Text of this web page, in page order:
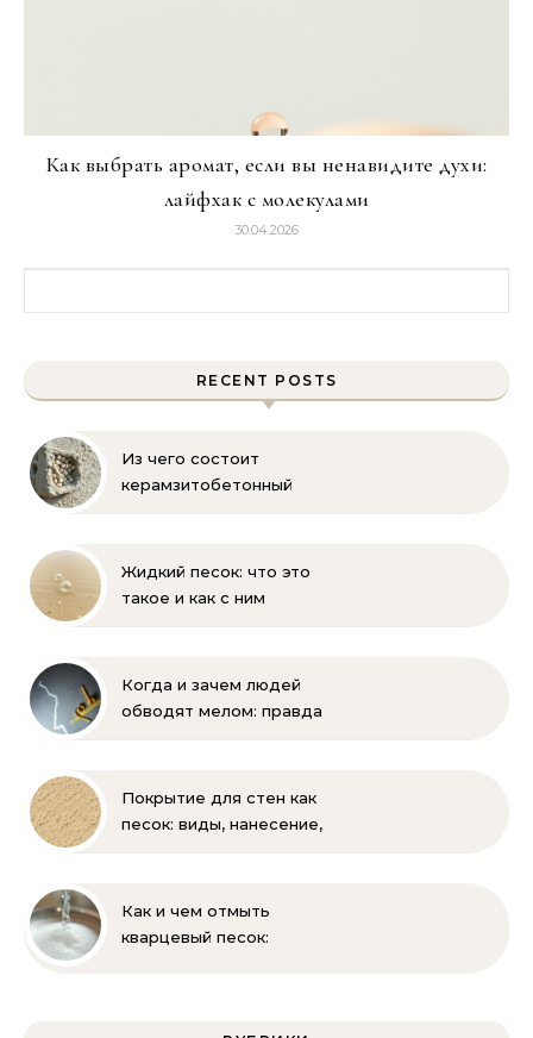
Как выбрать аромат, если вы ненавидите духи:
лайфхак с молекулами
30.04.2026
RECENT POSTS
Из чего состоит
керамзитобетонный
Жидкий песок: что это
такое и как с ним
Когда и зачем людей
обводят мелом: правда
Покрытие для стен как
песок: виды, нанесение,
Как и чем отмыть
кварцевый песок: